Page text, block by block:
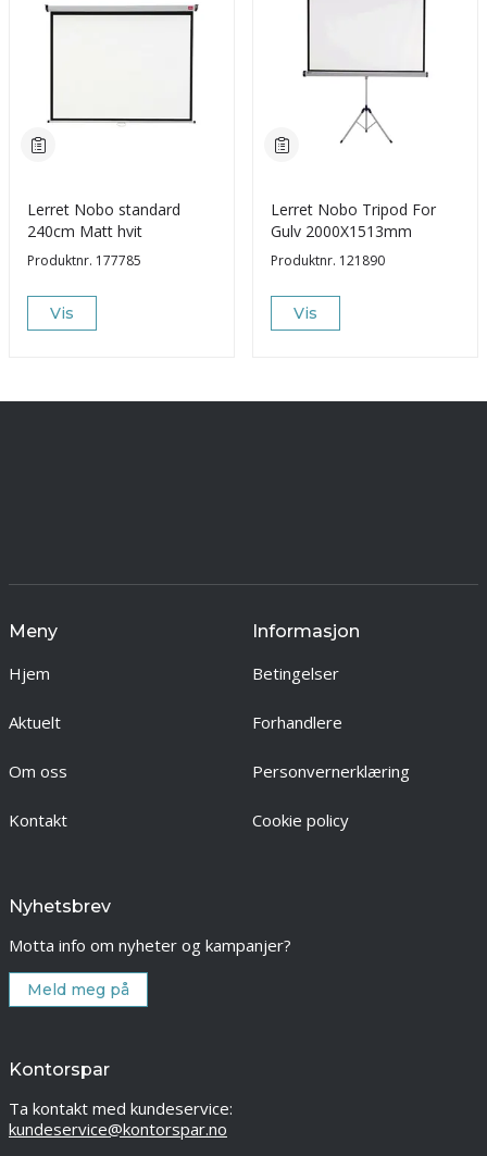
Lerret Nobo standard
240cm Matt hvit
Produktnr. 177785
Vis
Lerret Nobo Tripod For
Gulv 2000X1513mm
Produktnr. 121890
Vis
Meny
Hjem
Aktuelt
Om oss
Kontakt
Informasjon
Betingelser
Forhandlere
Personvernerklæring
Cookie policy
Nyhetsbrev
Motta info om nyheter og kampanjer?
Meld meg på
Kontorspar
Ta kontakt med kundeservice:
kundeservice@kontorspar.no